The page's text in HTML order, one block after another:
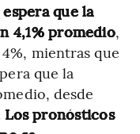
que la
4,1% promedio,
mientras que
que la
desde
Los pronósticos